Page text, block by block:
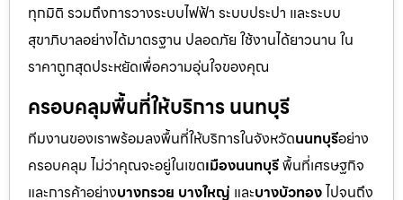
ทุกมิติ รวมถึงการวางระบบไฟฟ้า ระบบประปา และระบบ
สุขาภิบาลอย่างได้มาตรฐาน ปลอดภัย ใช้งานได้ยาวนาน ใน
ราคาถูกสุดประหยัดเพื่อความอุ่นใจของคุณ
ครอบคลุมพื้นที่ให้บริการ นนทบุรี
ทีมงานของเราพร้อมลงพื้นที่ให้บริการในจังหวัดนนทบุรีอย่าง
ครอบคลุม ไม่ว่าคุณจะอยู่ในเขตเมืองนนทบุรีพื้นที่เศรษฐกิจ
และการค้าอย่างบางกรวย บางใหญ่ และบางบัวทองไปจนถึง